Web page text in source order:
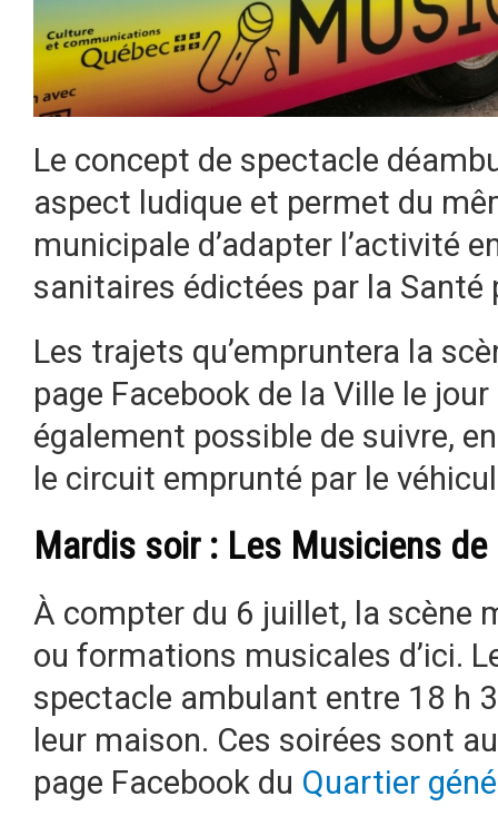
Le concept de spectacle
aspect ludique et permet du
municipale d’adapter l’activité
sanitaires édictées par la Santé
Les trajets qu’empruntera la
page Facebook de la Ville le
également possible de suivre,
le circuit emprunté par le
Mardis soir : Les Musiciens de
À compter du 6 juillet, la scène
ou formations musicales d’ici.
spectacle ambulant entre 18 h
leur maison. Ces soirées sont
page Facebook du Quartier